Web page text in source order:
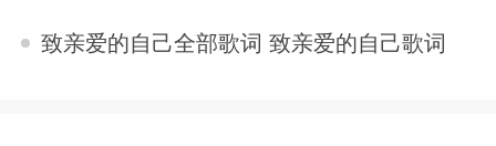
2025-11-04
致亲爱的自己全部歌词 致亲爱的自己歌词